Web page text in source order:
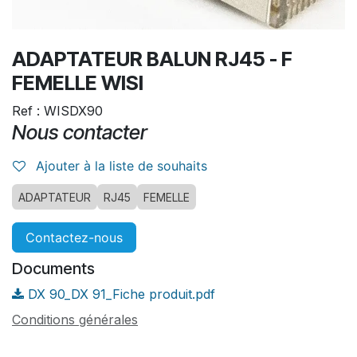
ADAPTATEUR BALUN RJ45 - F
FEMELLE WISI
Ref : WISDX90
Nous contacter
Ajouter à la liste de souhaits
ADAPTATEUR RJ45 FEMELLE
Contactez-nous
Documents
DX 90_DX 91_Fiche produit.pdf
Conditions générales